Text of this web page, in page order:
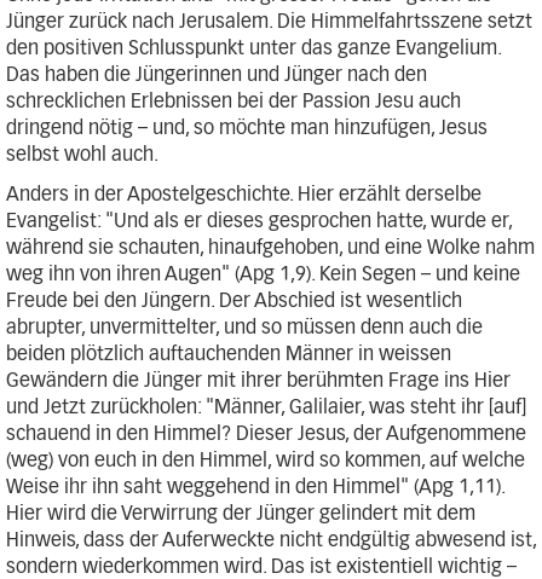
Jünger zurück nach Jerusalem. Die Himmelfahrtsszene setzt
den positiven Schlusspunkt unter das ganze Evangelium.
Das haben die Jüngerinnen und Jünger nach den
schrecklichen Erlebnissen bei der Passion Jesu auch
dringend nötig – und, so möchte man hinzufügen, Jesus
selbst wohl auch.
Anders in der Apostelgeschichte. Hier erzählt derselbe
Evangelist: "Und als er dieses gesprochen hatte, wurde er,
während sie schauten, hinaufgehoben, und eine Wolke nahm
weg ihn von ihren Augen" (Apg 1,9). Kein Segen – und keine
Freude bei den Jüngern. Der Abschied ist wesentlich
abrupter, unvermittelter, und so müssen denn auch die
beiden plötzlich auftauchenden Männer in weissen
Gewändern die Jünger mit ihrer berühmten Frage ins Hier
und Jetzt zurückholen: "Männer, Galilaier, was steht ihr [auf]
schauend in den Himmel? Dieser Jesus, der Aufgenommene
(weg) von euch in den Himmel, wird so kommen, auf welche
Weise ihr ihn saht weggehend in den Himmel" (Apg 1,11).
Hier wird die Verwirrung der Jünger gelindert mit dem
Hinweis, dass der Auferweckte nicht endgültig abwesend ist,
sondern wiederkommen wird. Das ist existentiell wichtig –